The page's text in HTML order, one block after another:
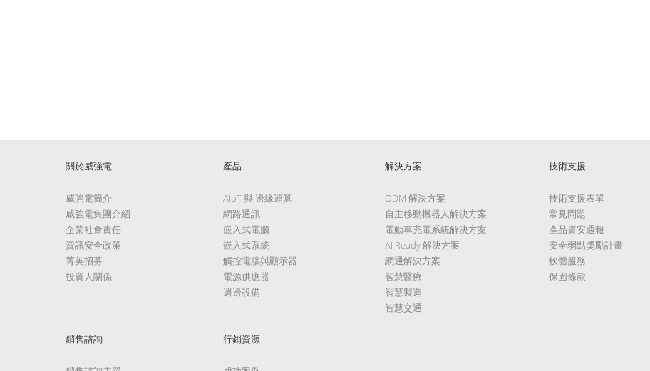
關於威強電
威強電簡介
威強電集團介紹
企業社會責任
資訊安全政策
菁英招募
投資人關係
產品
AIoT 與 邊緣運算
網路通訊
嵌入式電腦
嵌入式系統
觸控電腦與顯示器
電源供應器
週邊設備
解決方案
ODM 解決方案
自主移動機器人解決方案
電動車充電系統解決方案
AI Ready 解決方案
網通解決方案
智慧醫療
智慧製造
智慧交通
技術支援
技術支援表單
常見問題
產品資安通報
安全弱點獎勵計畫
軟體服務
保固條款
銷售諮詢 行銷資源